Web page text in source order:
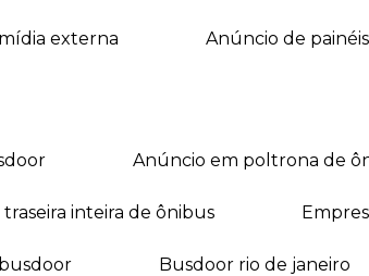
externa anúncio de painéis
anúncio em poltrona de
traseira inteira de ônibus
busdoor rio de janeiro